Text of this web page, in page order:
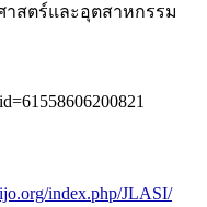
สตร์และอุตสาหกรรม
index.php/JLASI/